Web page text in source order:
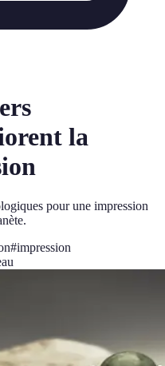
la
pour une impression
#impression